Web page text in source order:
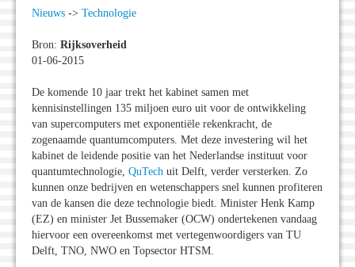
Nieuws -> Technologie
Bron: Rijksoverheid
01-06-2015
De komende 10 jaar trekt het kabinet samen met
kennisinstellingen 135 miljoen euro uit voor de ontwikkeling
van supercomputers met exponentiële rekenkracht, de
zogenaamde quantumcomputers. Met deze investering wil het
kabinet de leidende positie van het Nederlandse instituut voor
quantumtechnologie, QuTech uit Delft, verder versterken. Zo
kunnen onze bedrijven en wetenschappers snel kunnen profiteren
van de kansen die deze technologie biedt. Minister Henk Kamp
(EZ) en minister Jet Bussemaker (OCW) ondertekenen vandaag
hiervoor een overeenkomst met vertegenwoordigers van TU
Delft, TNO, NWO en Topsector HTSM.